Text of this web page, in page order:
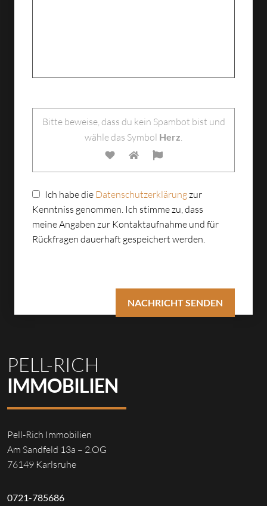
Bitte beweise, dass du kein Spambot bist und
wähle das Symbol Herz.
Ich habe die Datenschutzerklärungzur
Kenntniss genommen. Ich stimme zu, dass
meine Angaben zur Kontaktaufnahme und für
Rückfragen dauerhaft gespeichert werden.
PELL-RICH
IMMOBILIEN
Pell-Rich Immobilien
Am Sandfeld 13a – 2.OG
76149 Karlsruhe
0721-785686